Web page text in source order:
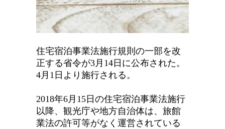
住宅宿泊事業法施行規則の一部を改
正する省令が3月14日に公布された。
4月1日より施行される。
2018年6月15日の住宅宿泊事業法施行
以降、観光庁や地方自治体は、旅館
業法の許可等がなく運営されている